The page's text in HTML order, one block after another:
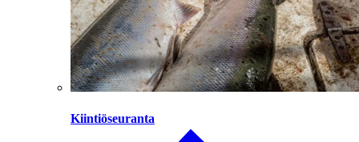
Kiintiöseuranta